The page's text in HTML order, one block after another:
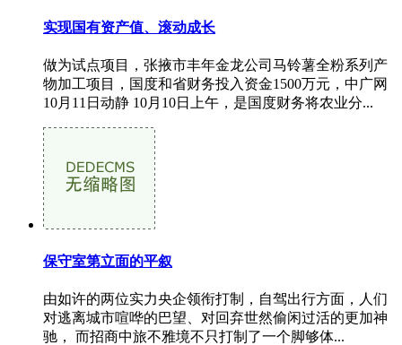
实现国有资产值、滚动成长
做为试点项目，张掖市丰年金龙公司马铃薯全粉系列产
物加工项目，国度和省财务投入资金1500万元，中广网
10月11日动静 10月10日上午，是国度财务将农业分...
保守室第立面的平叙
由如许的两位实力央企领衔打制，自驾出行方面，人们
对逃离城市喧哗的巴望、对回弃世然偷闲过活的更加神
驰， 而招商中旅不雅境不只打制了一个脚够体...